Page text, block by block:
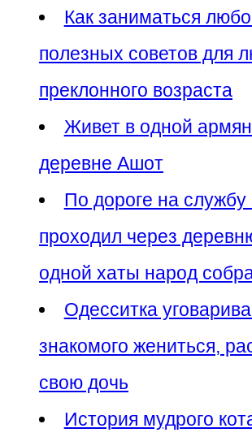
Как заниматься
полезных советов для
преклонного возраста
Живет в одной
деревне Ашот
По дороге на службу
проходил через
одной хаты народ
Одесситка
знакомого жениться,
свою дочь
История мудрого